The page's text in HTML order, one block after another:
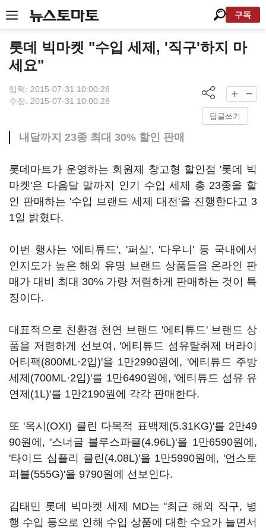
구독
롯데 빅마켓 "수입 세제, '직구'하지 마
세요"
입력: 2015-07-31 10:00:28
수정: 2015-07-31 10:00:28
답글쓰기
내달까지 23종 최대 30% 할인 판매
롯데마트가 운영하는 회원제 창고형 할인점 '롯데 빅
마켓'은 다음달 말까지 인기 수입 세제 총 23종을 할
인 판매하는 '수입 브랜드 세제 대전'을 진행한다고 3
1일 밝혔다.
이번 행사는 '에티튜드', '퍼실', '다우니' 등 국내에서
인지도가 높은 해외 유명 브랜드 상품들을 온라인 판
매가 대비 최대 30% 가량 저렴하게 판매하는 것이 특
징이다.
대표적으로 친환경 천연 브랜드 '에티튜드' 브랜드 상
품을 저렴하게 선보여, '에티튜드 섬유탈취제 버라이
어티팩(800ML·2입)'을 1만2990원에, '에티튜드 주방
세제(700ML·2입)'를 1만6490원에, '에티튜드 섬유 유
연제(1L)'를 1만2190원에 각각 판매한다.
또 '옥시(OXI) 클린 다목적 표백제(5.31KG)'를 2만49
90원에, '스너글 블루스파클(4.96L)'을 1만6590원에,
'타이드 심플리 클린(4.08L)'을 1만5990원에, '언스토
퍼블(555G)'을 9790원에 선보인다.
김태민 롯데 빅마켓 세제 MD는 "최근 해외 직구, 병
행 수입 등으로 인해 수입 상품에 대한 수요가 늘면서